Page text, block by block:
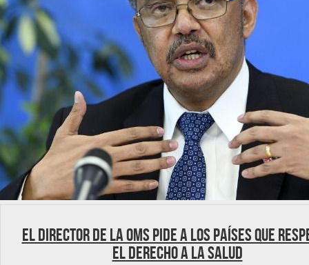
El director de la OMS pide a los países que
el derecho a la salud